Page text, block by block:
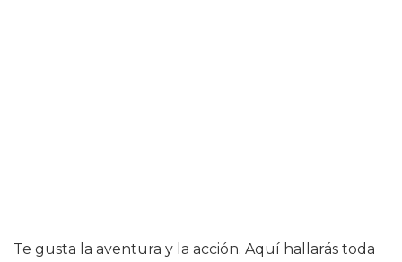
Te gusta la aventura y la acción. Aquí hallarás toda